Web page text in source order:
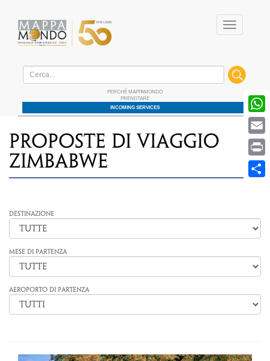
Menu
PERCHÉ MAPPAMONDO
PRENOTARE
INCOMING SERVICES
/ Offerte / PROPOSTE DI VIAGGIO Zimbabwe
PROPOSTE DI VIAGGIO
Zimbabwe
Destinazione
MESE DI PARTENZA
AEROPORTO DI PARTENZA